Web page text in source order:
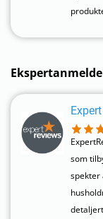
som
spekter